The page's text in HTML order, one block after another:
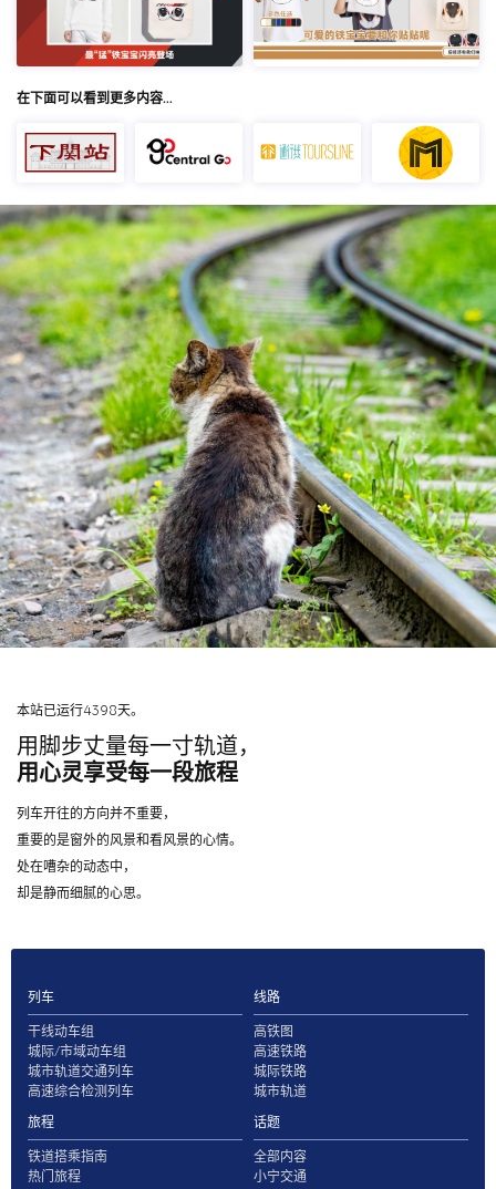
在下面可以看到更多内容…
本站已运行4398天。
用脚步丈量每一寸轨道，
用心灵享受每一段旅程
列车开往的方向并不重要，
重要的是窗外的风景和看风景的心情。
处在嘈杂的动态中，
却是静而细腻的心思。
列车
干线动车组
城际/市域动车组
城市轨道交通列车
高速综合检测列车
线路
高铁图
高速铁路
城际铁路
城市轨道
旅程
铁道搭乘指南
热门旅程
话题
全部内容
小宁交通